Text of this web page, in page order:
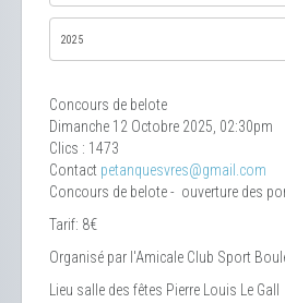
Concours de belote
Dimanche 12 Octobre 2025, 02:30pm
Clics : 1473
Contact petanquesvres@gmail.com
Concours de belote - ouverture des
Tarif: 8€
Organisé par l'Amicale Club Sport
Lieu salle des fêtes Pierre Louis Le Gall